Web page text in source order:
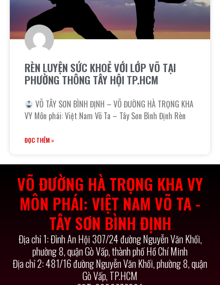
RÈN LUYỆN SỨC KHOẺ VỚI LỚP VÕ TẠI
PHƯỜNG THÔNG TÂY HỘI TP.HCM
VÕ TÂY SƠN BÌNH ĐỊNH – VÕ ĐƯỜNG HÀ TRỌNG KHA
VY Môn phái: Việt Nam Võ Ta – Tây Sơn Bình Định Rèn
ĐỌC THÊM »
VÕ ĐƯỜNG HÀ TRỌNG KHA VY
MÔN PHÁI: VIỆT NAM VÕ TA -
TÂY SƠN BÌNH ĐỊNH
Địa chỉ 1: Đình An Hội 307/24 đường Nguyễn Văn Khối,
phường 8, quận Gò Vấp, thành phố Hồ Chí Minh
Địa chỉ 2: 481/16 đường Nguyễn Văn Khối, phường 8, quận
Gò Vấp, TP.HCM